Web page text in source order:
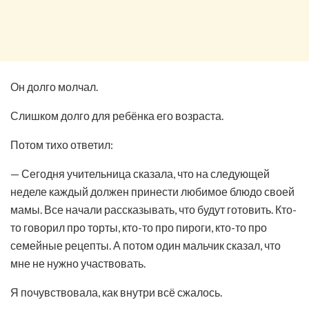
Он долго молчал.
Слишком долго для ребёнка его возраста.
Потом тихо ответил:
— Сегодня учительница сказала, что на следующей
неделе каждый должен принести любимое блюдо своей
мамы. Все начали рассказывать, что будут готовить. Кто-
то говорил про торты, кто-то про пироги, кто-то про
семейные рецепты. А потом один мальчик сказал, что
мне не нужно участвовать.
Я почувствовала, как внутри всё сжалось.